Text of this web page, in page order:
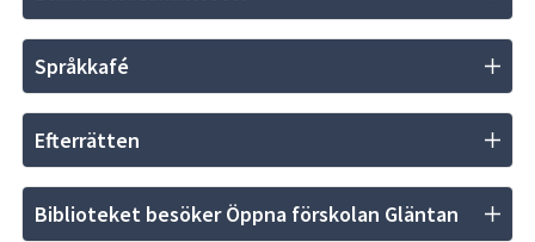
Språkkafé
Efterrätten
Biblioteket besöker Öppna förskolan Gläntan